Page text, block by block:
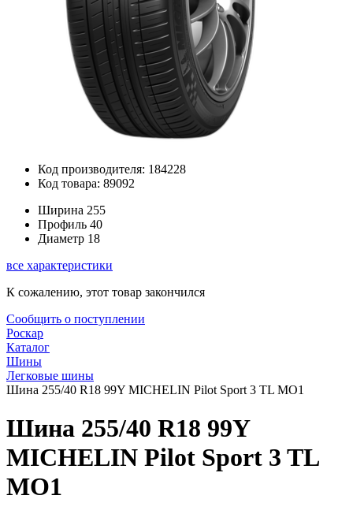
Код производителя: 184228
Код товара: 89092
Ширина 255
Профиль 40
Диаметр 18
все характеристики
К сожалению, этот товар закончился
Сообщить о поступлении
Роскар
Каталог
Шины
Легковые шины
Шина 255/40 R18 99Y MICHELIN Pilot Sport 3 TL MO1
Шина 255/40 R18 99Y
MICHELIN Pilot Sport 3 TL
MO1